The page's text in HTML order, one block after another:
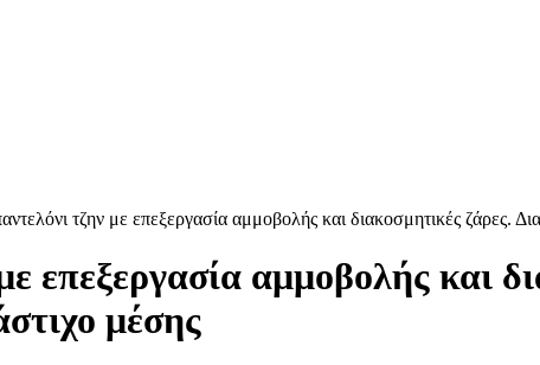
τζην με επεξεργασία αμμοβολής και διακοσμητικές ζάρες.
επεξεργασία αμμοβολής και
μέσης